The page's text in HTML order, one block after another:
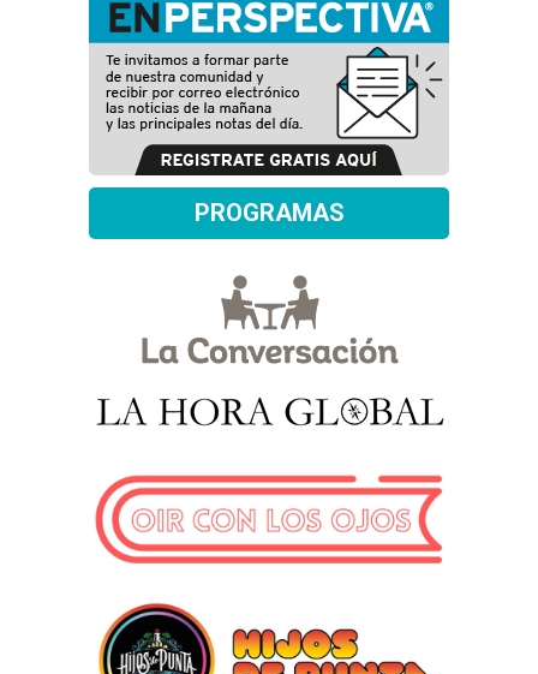
PROGRAMAS